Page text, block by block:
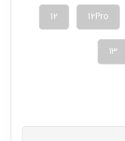
12Pro
12
13